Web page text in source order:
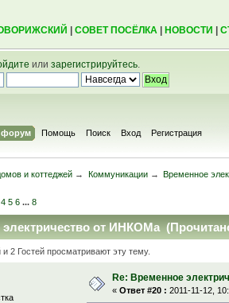
СОВЕТ ПОСЁЛКА| НОВОСТИ
или зарегистрируйтесь.
форум Помощь Поиск Вход Регистрация
и коттеджей → Коммуникации→ Временное
4 5 6 ...8
от ИНКОМа
2 Гостей просматривают эту тему.
Re: Временное
« Ответ #20 : 2011-11-12,